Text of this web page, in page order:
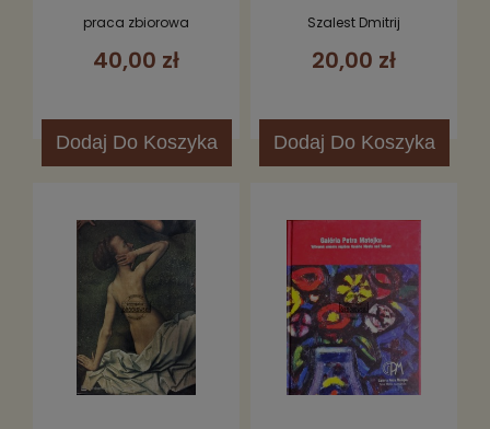
praca zbiorowa
40,00 zł
Dodaj Do Koszyka
Szalest Dmitrij
20,00 zł
Dodaj Do Koszyka